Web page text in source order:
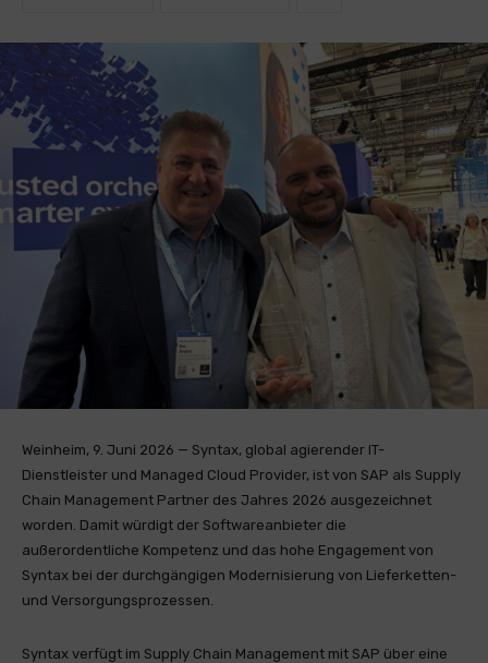
Weinheim, 9. Juni 2026 — Syntax, global agierender IT-
Dienstleister und Managed Cloud Provider, ist von SAP als Supply
Chain Management Partner des Jahres 2026 ausgezeichnet
worden. Damit würdigt der Softwareanbieter die
außerordentliche Kompetenz und das hohe Engagement von
Syntax bei der durchgängigen Modernisierung von Lieferketten-
und Versorgungsprozessen.
Syntax verfügt im Supply Chain Management mit SAP über eine